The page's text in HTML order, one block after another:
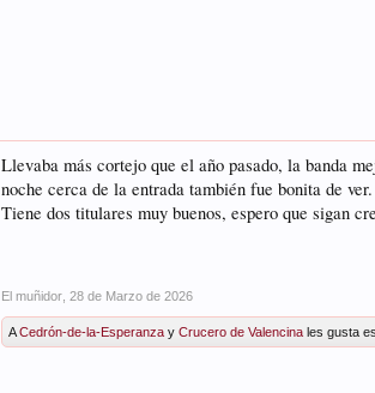
Llevaba más cortejo que el año pasado, la banda
noche cerca de la entrada también fue bonita de ver.
Tiene dos titulares muy buenos, espero que sigan
El muñidor 28 de Marzo de 2026
ACedrón-de-la-Esperanza yCrucero de Valencina les gusta